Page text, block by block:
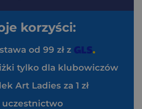
korzyści:
od 99 zł z
tylko dla klubowiczów
Art Ladies za 1 zł
uczestnictwo